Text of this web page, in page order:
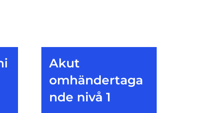
Akut
omhändertaga
nde nivå 1